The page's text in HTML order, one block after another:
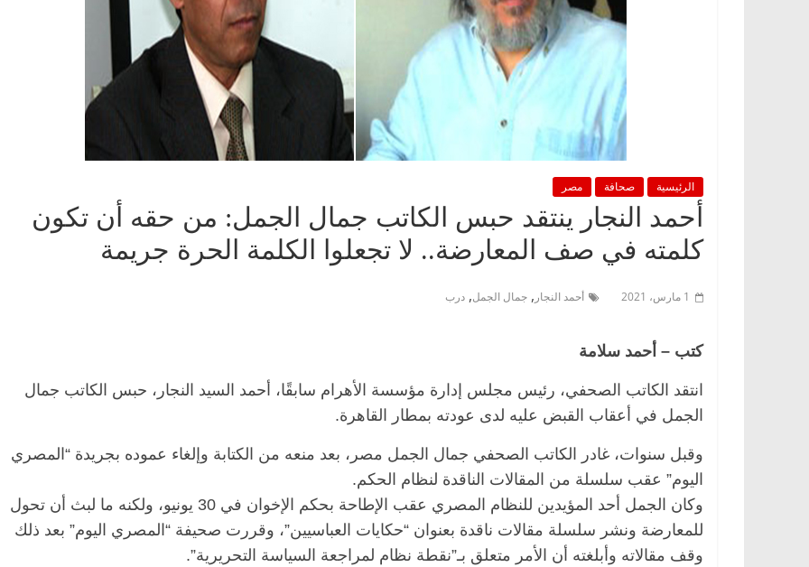
الرئيسية صحافة مصر
أحمد النجار ينتقد حبس الكاتب جمال الجمل: من حقه أن تكون
كلمته في صف المعارضة.. لا تجعلوا الكلمة الحرة جريمة
1 مارس، 2021 أحمد النجار , جمال الجمل, درب
كتب – أحمد سلامة
انتقد الكاتب الصحفي، رئيس مجلس إدارة مؤسسة الأهرام سابقًا، أحمد السيد النجار، حبس الكاتب جمال
الجمل في أعقاب القبض عليه لدى عودته بمطار القاهرة.
وقبل سنوات، غادر الكاتب الصحفي جمال الجمل مصر، بعد منعه من الكتابة وإلغاء عموده بجريدة “المصري
اليوم” عقب سلسلة من المقالات الناقدة لنظام الحكم.
وكان الجمل أحد المؤيدين للنظام المصري عقب الإطاحة بحكم الإخوان في 30 يونيو، ولكنه ما لبث أن تحول
للمعارضة ونشر سلسلة مقالات ناقدة بعنوان “حكايات العباسيين”، وقررت صحيفة “المصري اليوم” بعد ذلك
وقف مقالاته وأبلغته أن الأمر متعلق بـ”نقطة نظام لمراجعة السياسة التحريرية”.